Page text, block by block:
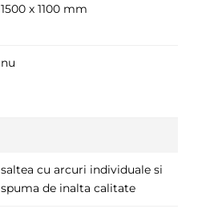
1500 x 1100 mm
nu
saltea cu arcuri individuale si
spuma de inalta calitate